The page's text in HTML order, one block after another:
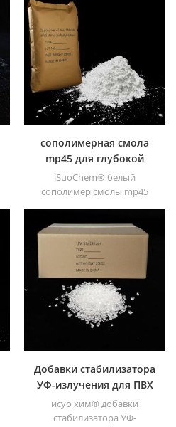
нетоксичный и светлый. и
он растворим в любом
растворителе,
используемом в
лакокрасочной
промышленности, кроме
жирных алканов и воды
сополимерная смола
mp45 для глубокой
печати
iSuoChem® белый
сополимер смолы mp45
связующего и разработан
для печатных красок и
тяжелых антикоррозийных
красок.
Добавки стабилизатора
УФ-излучения для ПВХ
622
исуо хим® добавки
стабилизатора УФ-